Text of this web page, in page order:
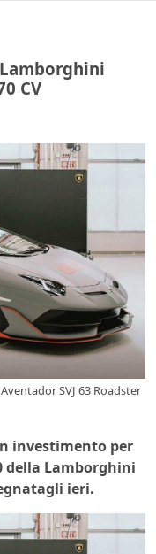
CV
SVJ 63 Roadster
investimento per
della Lamborghini
ieri.